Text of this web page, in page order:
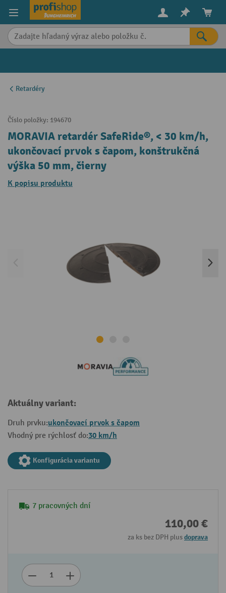
content
Retardéry
Číslo položky: 194670
MORAVIA retardér SafeRide®, < 30 km/h,
ukončovací prvok s čapom, konštrukčná
výška 50 mm, čierny
K popisu produktu
Aktuálny variant:
Druh prvku:ukončovací prvok s čapom
Vhodný pre rýchlosť do:30 km/h
Konfigurácia variantu
7 pracovných dní
110,00 €
za ks bez DPH plusdoprava